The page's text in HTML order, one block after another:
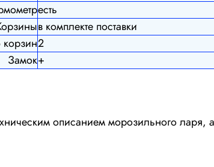
есть
в комплекте поставки
2
Замок+
описанием морозильного